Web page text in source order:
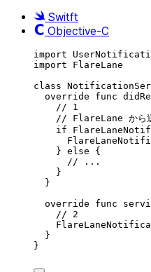
Switft
Objective-C
import
import
FlareLane
class
override
func
// 1
// FlareLane から送
if
} else
{
// ...
}
}
override
func
// 2
}
}